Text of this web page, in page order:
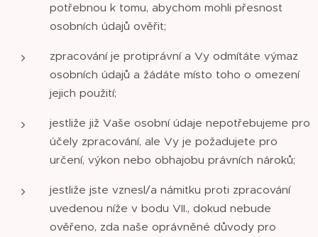
potřebnou k tomu, abychom mohli přesnost
osobních údajů ověřit;
zpracování je protiprávní a Vy odmítáte výmaz
osobních údajů a žádáte místo toho o omezení
jejich použití;
jestliže již Vaše osobní údaje nepotřebujeme pro
účely zpracování, ale Vy je požadujete pro
určení, výkon nebo obhajobu právních nároků;
jestliže jste vznesl/a námitku proti zpracování
uvedenou níže v bodu VII., dokud nebude
ověřeno, zda naše oprávněné důvody pro